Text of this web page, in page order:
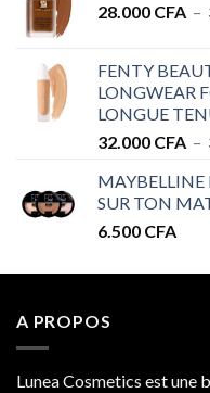
28.000 CFA –
FENTY
LONGWEAR
LONGUE
32.000 CFA –
MAYBELLINE
SUR TON
6.500 CFA
A PROPOS
Lunea Cosmetics est une